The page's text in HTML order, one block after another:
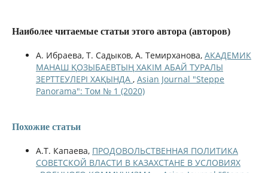
Наиболее читаемые статьи этого автора (авторов)
А. Ибраева, Т. Садыков, А. Темирханова, АКАДЕМИК
МАНАШ ҚОЗЫБАЕВТЫҢ ХАКІМ АБАЙ ТУРАЛЫ
ЗЕРТТЕУЛЕРІ ХАҚЫНДА , Asian Journal "Steppe
Panorama": Том № 1 (2020)
Похожие статьи
А.Т. Капаева, ПРОДОВОЛЬСТВЕННАЯ ПОЛИТИКА
СОВЕТСКОЙ ВЛАСТИ В КАЗАХСТАНЕ В УСЛОВИЯХ